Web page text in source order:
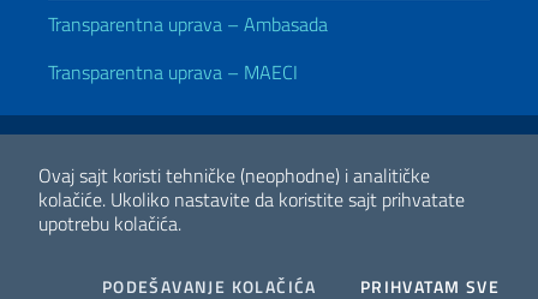
Ovaj sajt koristi tehničke (neophodne) i analitičke
kolačiće. Ukoliko nastavite da koristite sajt prihvatate
upotrebu kolačića.
PODEŠAVANJE KOLAČIĆA COOKIESPRIHVATAM SVE
Transparentna uprava – Ambasada
Transparentna uprava – MAECI
Korisni linkovi
Internazionale